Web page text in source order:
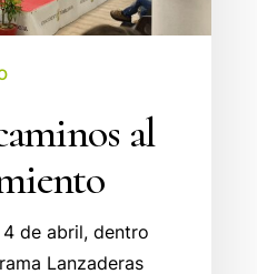
al
de abril, dentro
Lanzaderas